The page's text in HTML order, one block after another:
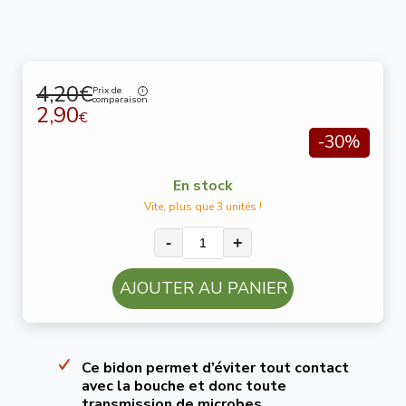
4,20€Prix de
comparaison
2,90€
-30%
En stock
Vite, plus que 3 unités !
- +
AJOUTER AU PANIER
Ce bidon permet d’éviter tout contact
avec la bouche et donc toute